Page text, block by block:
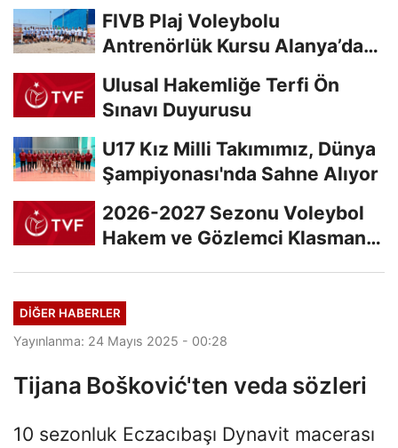
FIVB Plaj Voleybolu
Antrenörlük Kursu Alanya’da
Ulusal Hakemliğe Terfi Ön
Sınavı Duyurusu
U17 Kız Milli Takımımız, Dünya
Şampiyonası'nda Sahne Alıyor
2026-2027 Sezonu Voleybol
Hakem ve Gözlemci Klasman
DIĞER HABERLER
Yayınlanma: 24 Mayıs 2025 - 00:28
Tijana Bošković'ten veda sözleri
10 sezonluk Eczacıbaşı Dynavit macerası